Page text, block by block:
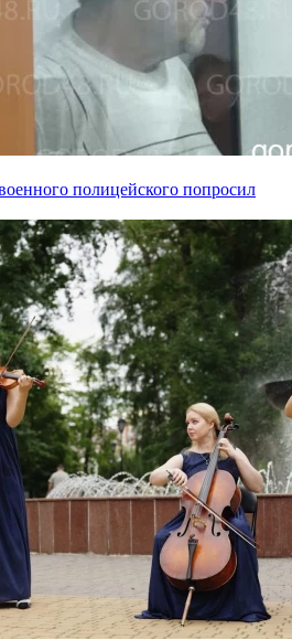
полицейского попросил